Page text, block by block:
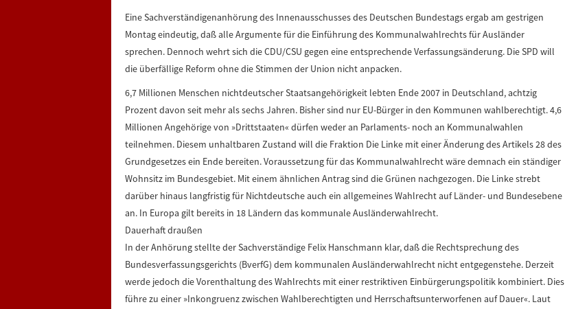
Eine Sachverständigenanhörung des Innenausschusses des Deutschen Bundestags ergab am gestrigen
Montag eindeutig, daß alle Argumente für die Einführung des Kommunalwahlrechts für Ausländer
sprechen. Dennoch wehrt sich die CDU/CSU gegen eine entsprechende Verfassungsänderung. Die SPD will
die überfällige Reform ohne die Stimmen der Union nicht anpacken.
6,7 Millionen Menschen nichtdeutscher Staatsangehörigkeit lebten Ende 2007 in Deutschland, achtzig
Prozent davon seit mehr als sechs Jahren. Bisher sind nur EU-Bürger in den Kommunen wahlberechtigt. 4,6
Millionen Angehörige von »Drittstaaten« dürfen weder an Parlaments- noch an Kommunalwahlen
teilnehmen. Diesem unhaltbaren Zustand will die Fraktion Die Linke mit einer Änderung des Artikels 28 des
Grundgesetzes ein Ende bereiten. Voraussetzung für das Kommunalwahlrecht wäre demnach ein ständiger
Wohnsitz im Bundesgebiet. Mit einem ähnlichen Antrag sind die Grünen nachgezogen. Die Linke strebt
darüber hinaus langfristig für Nichtdeutsche auch ein allgemeines Wahlrecht auf Länder- und Bundesebene
an. In Europa gilt bereits in 18 Ländern das kommunale Ausländerwahlrecht.
Dauerhaft draußen
In der Anhörung stellte der Sachverständige Felix Hanschmann klar, daß die Rechtsprechung des
Bundesverfassungsgerichts (BverfG) dem kommunalen Ausländerwahlrecht nicht entgegenstehe. Derzeit
werde jedoch die Vorenthaltung des Wahlrechts mit einer restriktiven Einbürgerungspolitik kombiniert. Dies
führe zu einer »Inkongruenz zwischen Wahlberechtigten und Herrschaftsunterworfenen auf Dauer«. Laut